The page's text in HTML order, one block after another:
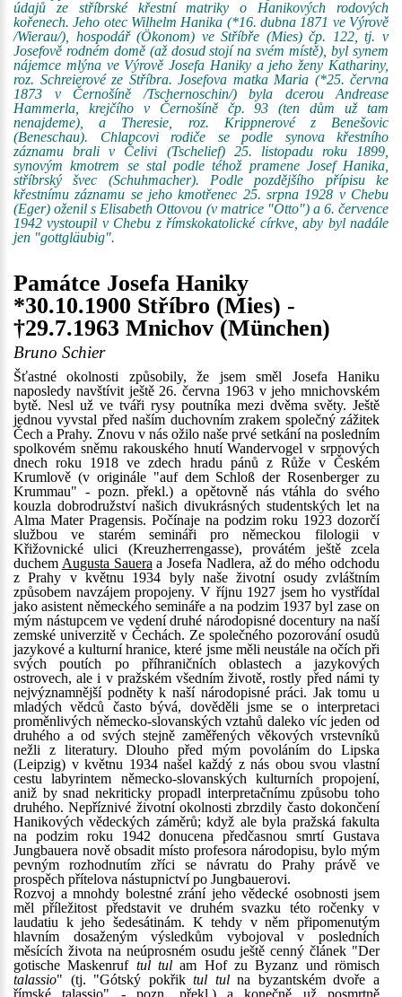
údajů ze stříbrské křestní matriky o Hanikových rodových
kořenech. Jeho otec Wilhelm Hanika (*16. dubna 1871 ve Výrově
/Wierau/), hospodář (Ökonom) ve Stříbře (Mies) čp. 122, tj. v
Josefově rodném domě (až dosud stojí na svém místě), byl synem
nájemce mlýna ve Výrově Josefa Haniky a jeho ženy Kathariny,
roz. Schreierové ze Stříbra. Josefova matka Maria (*25. června
1873 v Černošíně /Tschernoschin/) byla dcerou Andrease
Hammerla, krejčího v Černošíně čp. 93 (ten dům už tam
nenajdeme), a Theresie, roz. Krippnerové z Benešovic
(Beneschau). Chlapcovi rodiče se podle synova křestního
záznamu brali v Čelivi (Tschelief) 25. listopadu roku 1899,
synovým kmotrem se stal podle téhož pramene Josef Hanika,
stříbrský švec (Schuhmacher). Podle pozdějšího přípisu ke
křestnímu záznamu se jeho kmotřenec 25. srpna 1928 v Chebu
(Eger) oženil s Elisabeth Ottovou (v matrice "Otto") a 6. července
1942 vystoupil v Chebu z římskokatolické církve, aby byl nadále
jen "gottgläubig".
Památce Josefa Haniky
*30.10.1900 Stříbro (Mies) -
†29.7.1963 Mnichov (München)
Bruno Schier
Šťastné okolnosti způsobily, že jsem směl Josefa Haniku
naposledy navštívit ještě 26. června 1963 v jeho mnichovském
bytě. Nesl už ve tváři rysy poutníka mezi dvěma světy. Ještě
jednou vyvstal před naším duchovním zrakem společný zážitek
Čech a Prahy. Znovu v nás ožilo naše prvé setkání na posledním
spolkovém sněmu rakouského hnutí Wandervogel v srpnových
dnech roku 1918 ve zdech hradu pánů z Růže v Českém
Krumlově (v originále "auf dem Schloß der Rosenberger zu
Krummau" - pozn. překl.) a opětovně nás vtáhla do svého
kouzla dobrodružství našich divukrásných studentských let na
Alma Mater Pragensis. Počínaje na podzim roku 1923 dozorčí
službou ve starém semináři pro německou filologii v
Křižovnické ulici (Kreuzherrengasse), provátém ještě zcela
duchem Augusta Sauera a Josefa Nadlera, až do mého odchodu
z Prahy v květnu 1934 byly naše životní osudy zvláštním
způsobem navzájem propojeny. V říjnu 1927 jsem ho vystřídal
jako asistent německého semináře a na podzim 1937 byl zase on
mým nástupcem ve vedení druhé národopisné docentury na naší
zemské univerzitě v Čechách. Ze společného pozorování osudů
jazykové a kulturní hranice, které jsme měli neustále na očích při
svých poutích po příhraničních oblastech a jazykových
ostrovech, ale i v pražském všedním životě, rostly před námi ty
nejvýznamnější podněty k naší národopisné práci. Jak tomu u
mladých vědců často bývá, dověděli jsme se o interpretaci
proměnlivých německo-slovanských vztahů daleko víc jeden od
druhého a od svých stejně zaměřených věkových vrstevníků
nežli z literatury. Dlouho před mým povoláním do Lipska
(Leipzig) v květnu 1934 našel každý z nás obou svou vlastní
cestu labyrintem německo-slovanských kulturních propojení,
aniž by snad nekriticky propadl interpretačnímu způsobu toho
druhého. Nepříznivé životní okolnosti zbrzdily často dokončení
Hanikových vědeckých záměrů; když ale byla pražská fakulta
na podzim roku 1942 donucena předčasnou smrtí Gustava
Jungbauera nově obsadit místo profesora národopisu, bylo mým
pevným rozhodnutím zříci se návratu do Prahy právě ve
prospěch přítelova nástupnictví po Jungbauerovi.
Rozvoj a mnohdy bolestné zrání jeho vědecké osobnosti jsem
měl příležitost představit ve druhém svazku této ročenky v
laudatiu k jeho šedesátinám. K tehdy v něm připomenutým
hlavním dosaženým výsledkům vybojoval v posledních
měsících života na neúprosném osudu ještě cenný článek "Der
gotische Maskenruf tul tul am Hof zu Byzanz und römisch
talassio" (tj. "Gótský pokřiktul tulna byzantském dvoře a
římské talassio" - pozn. překl.) a konečně už posmrtně